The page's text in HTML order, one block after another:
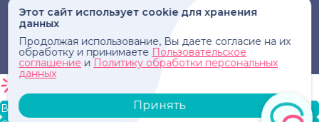
Этот сайт использует cookie для хранения
данных
Продолжая использование, Вы даете согласие на их
обработку и принимаете Пользовательское
соглашение и Политику обработки персональных
данных
Принять
Информация, представленная на сайте, не может быть
использована для постановки диагноза, назначения
лечения и не заменяет прием врача.
В корзину